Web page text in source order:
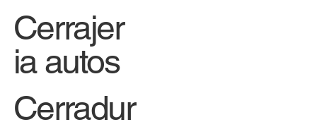
Cerrajer
ia autos
Cerradur